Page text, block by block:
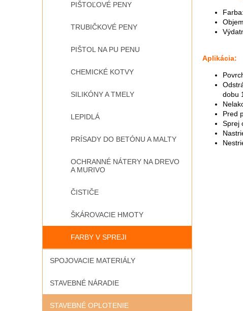
PIŠTOĽOVÉ PENY
TRUBIČKOVÉ PENY
PIŠTOL NA PU PENU
CHEMICKÉ KOTVY
SILIKÓNY A TMELY
LEPIDLÁ
PRÍSADY DO BETÓNU A MALTY
OCHRANNÉ NÁTERY NA DREVO
A MURIVO
ČISTIČE
ŠKÁROVACIE HMOTY
FARBY V SPREJI
SPOJOVACIE MATERIÁLY
STAVEBNÉ NÁRADIE
STAVEBNÉ OPLOTENIE
Aplikácia:
dobu
Pred
Sprej